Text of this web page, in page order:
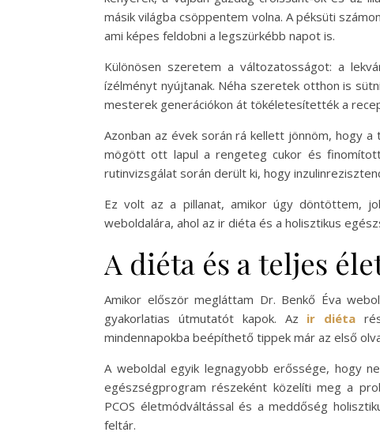
másik világba csöppentem volna. A péksüti
ami képes feldobni a legszürkébb napot is.
Különösen szeretem a változatosságot: a
ízélményt nyújtanak. Néha szeretek otthon is
mesterek generációkon át tökéletesítették a
Azonban az évek során rá kellett jönnöm, hogy
mögött ott lapul a rengeteg cukor és
rutinvizsgálat során derült ki, hogy
Ez volt az a pillanat, amikor úgy döntöttem,
weboldalára, ahol az ir diéta és a holisztikus
A diéta és a teljes
Amikor először megláttam Dr. Benkő Éva
gyakorlatias útmutatót kapok. Az ir diéta
mindennapokba beépíthető tippek már az első
A weboldal egyik legnagyobb erőssége, hogy
egészségprogram részeként közelíti meg a
PCOS életmódváltással és a meddőség
feltár.